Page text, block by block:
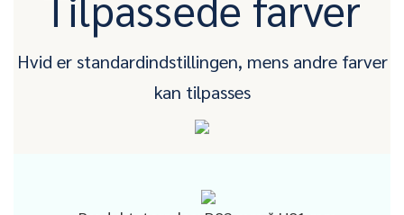
Hvid er standardindstillingen, mens andre farver
kan tilpasses